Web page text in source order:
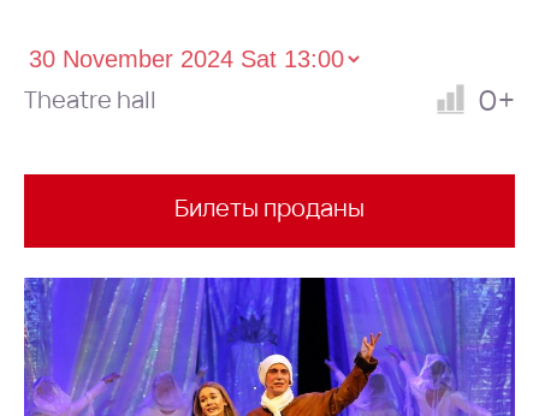
Theatre hall 0+
Билеты проданы